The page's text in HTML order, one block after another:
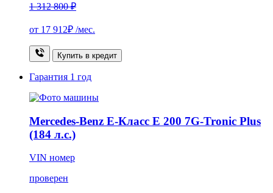
1 312 800 ₽
от 17 912₽ /мес.
Купить в кредит
Гарантия 1 год
Mercedes-Benz E-Класс E 200 7G-Tronic Plus
(184 л.с.)
VIN номер
проверен